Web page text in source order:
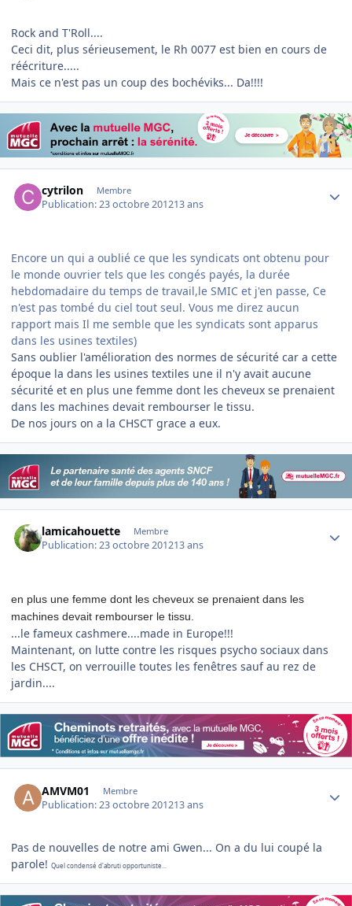
Rock and T'Roll....
Ceci dit, plus sérieusement, le Rh 0077 est bien en cours de
réécriture.....
Mais ce n'est pas un coup des bochéviks... Da!!!!
cytrilon Membre
Publication:23 octobre 201213 ans
Encore un qui a oublié ce que les syndicats ont obtenu pour
le monde ouvrier tels que les congés payés, la durée
hebdomadaire du temps de travail,le SMIC et j'en passe, Ce
n'est pas tombé du ciel tout seul. Vous me direz aucun
rapport mais Il me semble que les syndicats sont apparus
dans les usines textiles)
Sans oublier l'amélioration des normes de sécurité car a cette
époque la dans les usines textiles une il n'y avait aucune
sécurité et en plus une femme dont les cheveux se prenaient
dans les machines devait rembourser le tissu.
De nos jours on a la CHSCT grace a eux.
lamicahouette Membre
Publication:23 octobre 201213 ans
en plus une femme dont les cheveux se prenaient dans les
machines devait rembourser le tissu.
...le fameux cashmere....made in Europe!!!
Maintenant, on lutte contre les risques psycho sociaux dans
les CHSCT, on verrouille toutes les fenêtres sauf au rez de
jardin....
AMVM01 Membre
Publication:23 octobre 201213 ans
Pas de nouvelles de notre ami Gwen... On a du lui coupé la
parole! Quel condensé d'abruti opportuniste...